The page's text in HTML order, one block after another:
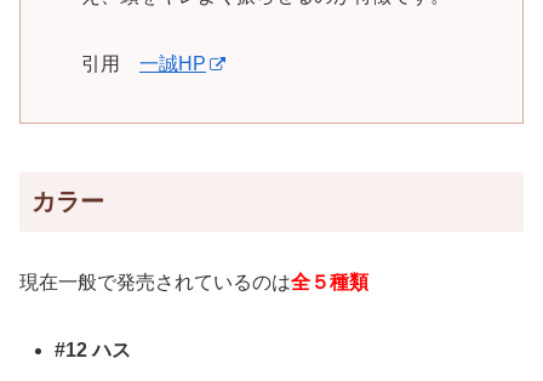
引用 一誠HP
カラー
現在一般で発売されているのは全５種類
#12 ハス